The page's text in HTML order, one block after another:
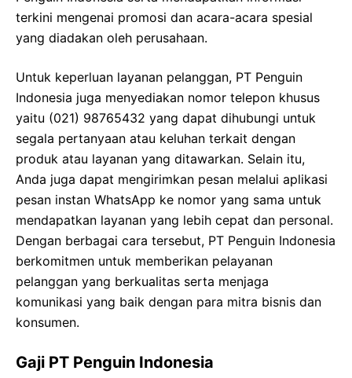
terkini mengenai promosi dan acara-acara spesial
yang diadakan oleh perusahaan.
Untuk keperluan layanan pelanggan, PT Penguin
Indonesia juga menyediakan nomor telepon khusus
yaitu (021) 98765432 yang dapat dihubungi untuk
segala pertanyaan atau keluhan terkait dengan
produk atau layanan yang ditawarkan. Selain itu,
Anda juga dapat mengirimkan pesan melalui aplikasi
pesan instan WhatsApp ke nomor yang sama untuk
mendapatkan layanan yang lebih cepat dan personal.
Dengan berbagai cara tersebut, PT Penguin Indonesia
berkomitmen untuk memberikan pelayanan
pelanggan yang berkualitas serta menjaga
komunikasi yang baik dengan para mitra bisnis dan
konsumen.
Gaji PT Penguin Indonesia